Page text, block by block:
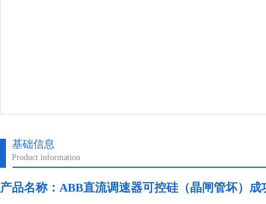
基础信息
Product information
产品名称： ABB直流调速器可控硅（晶闸管坏）成